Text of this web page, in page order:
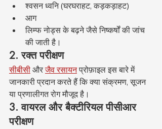
श्वसन ध्वनि (घरघराहट, कड़कड़ाहट)
आग
लिम्फ नोड्स के बढ़ने जैसे निष्कर्षों की जांच
की जाती है।
2. रक्त परीक्षण
सीबीसी और जैव रसायन प्रोफ़ाइल इस बारे में
जानकारी प्रदान करते हैं कि क्या संक्रमण, सूजन
या प्रणालीगत रोग मौजूद है।
3. वायरल और बैक्टीरियल पीसीआर
परीक्षण